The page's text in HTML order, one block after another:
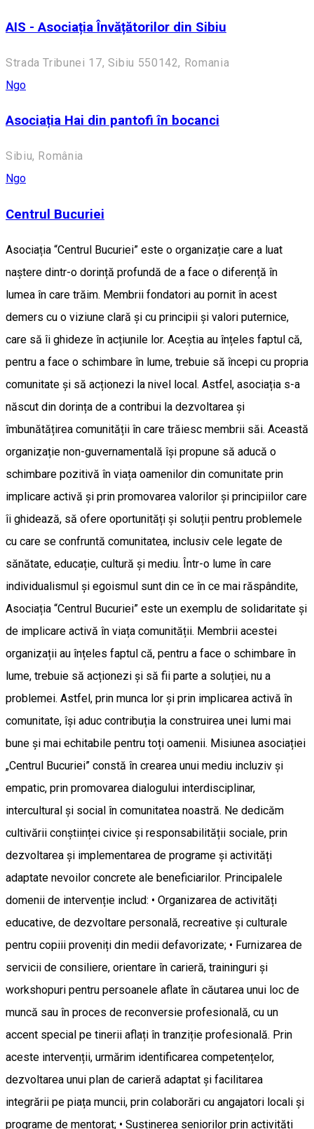
AIS - Asociația Învățătorilor din Sibiu
Strada Tribunei 17, Sibiu 550142, Romania
Ngo
Asociația Hai din pantofi în bocanci
Sibiu, România
Ngo
Centrul Bucuriei
Asociația “Centrul Bucuriei” este o organizație care a luat
naștere dintr-o dorință profundă de a face o diferență în
lumea în care trăim. Membrii fondatori au pornit în acest
demers cu o viziune clară și cu principii și valori puternice,
care să îi ghideze în acțiunile lor. Aceștia au înțeles faptul că,
pentru a face o schimbare în lume, trebuie să începi cu propria
comunitate și să acționezi la nivel local. Astfel, asociația s-a
născut din dorința de a contribui la dezvoltarea și
îmbunătățirea comunității în care trăiesc membrii săi. Această
organizație non-guvernamentală își propune să aducă o
schimbare pozitivă în viața oamenilor din comunitate prin
implicare activă și prin promovarea valorilor și principiilor care
îi ghidează, să ofere oportunități și soluții pentru problemele
cu care se confruntă comunitatea, inclusiv cele legate de
sănătate, educație, cultură și mediu. Într-o lume în care
individualismul și egoismul sunt din ce în ce mai răspândite,
Asociația “Centrul Bucuriei” este un exemplu de solidaritate și
de implicare activă în viața comunității. Membrii acestei
organizații au înțeles faptul că, pentru a face o schimbare în
lume, trebuie să acționezi și să fii parte a soluției, nu a
problemei. Astfel, prin munca lor și prin implicarea activă în
comunitate, își aduc contribuția la construirea unei lumi mai
bune și mai echitabile pentru toți oamenii. Misiunea asociației
„Centrul Bucuriei” constă în crearea unui mediu incluziv și
empatic, prin promovarea dialogului interdisciplinar,
intercultural și social în comunitatea noastră. Ne dedicăm
cultivării conștiinței civice și responsabilității sociale, prin
dezvoltarea și implementarea de programe și activități
adaptate nevoilor concrete ale beneficiarilor. Principalele
domenii de intervenție includ: • Organizarea de activități
educative, de dezvoltare personală, recreative și culturale
pentru copiii proveniți din medii defavorizate; • Furnizarea de
servicii de consiliere, orientare în carieră, traininguri și
workshopuri pentru persoanele aflate în căutarea unui loc de
muncă sau în proces de reconversie profesională, cu un
accent special pe tinerii aflați în tranziție profesională. Prin
aceste intervenții, urmărim identificarea competențelor,
dezvoltarea unui plan de carieră adaptat și facilitarea
integrării pe piața muncii, prin colaborări cu angajatori locali și
programe de mentorat; • Susținerea seniorilor prin activități